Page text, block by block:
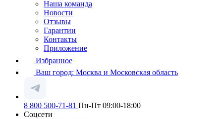
Наша команда
Новости
Отзывы
Гарантии
Контакты
Приложение
Избранное
Ваш город: Москва и Московская область
8 800 500-71-81 Пн-Пт 09:00-18:00
Соцсети